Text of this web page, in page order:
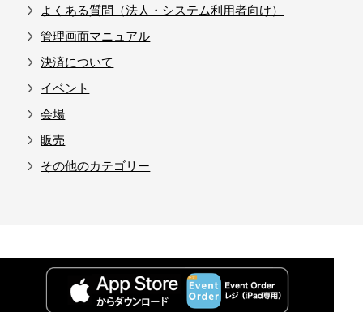
よくある質問（法人・システム利用者向け）
管理画面マニュアル
決済について
イベント
会場
販売
その他のカテゴリー